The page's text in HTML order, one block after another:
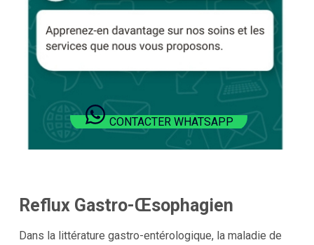
CONTACTER WHATSAPP
Reflux Gastro-Œsophagien
Dans la littérature gastro-entérologique, la maladie de